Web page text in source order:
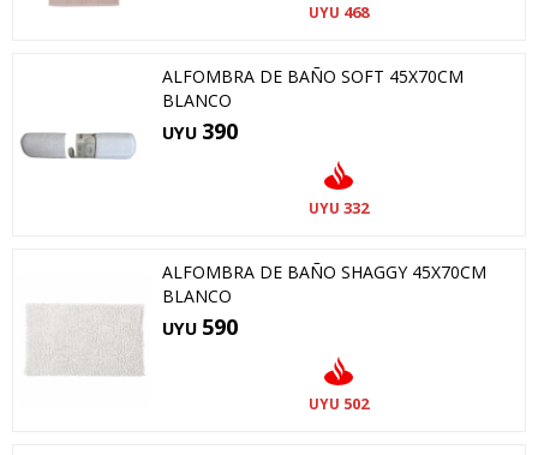
UYU 468
ALFOMBRA DE BAÑO SOFT 45X70CM
BLANCO
UYU 390
UYU 332
ALFOMBRA DE BAÑO SHAGGY 45X70CM
BLANCO
UYU 590
UYU 502